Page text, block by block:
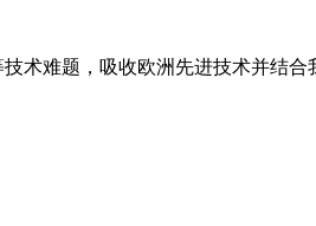
术难题，吸收欧洲先进技术并结